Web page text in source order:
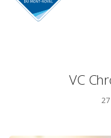
VC